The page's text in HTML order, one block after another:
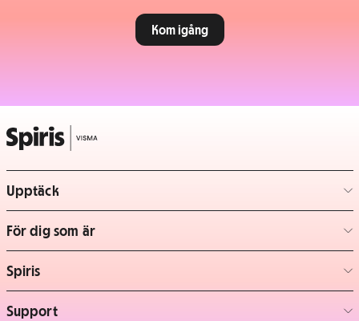
Kom igång
Upptäck
– klicka för att expandera lista
För dig som är
– klicka för att expandera lista
Spiris
– klicka för att expandera lista
Support